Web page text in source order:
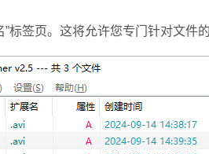
标签页。这将允许您专门针对文件